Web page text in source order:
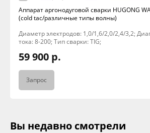
Аппарат аргонодуговой сварки HUGONG
(cold tac/различные типы волны)
Диаметр электродов: 1,0/1,6/2,0/2,4/3,2;
тока: 8-200; Тип сварки: TIG;
59 900 р.
Запрос
Вы недавно смотрели